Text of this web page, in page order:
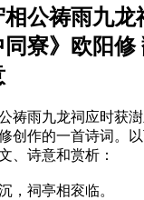
相公祷雨九
寮》欧阳修
公祷雨九龙祠应时获
创作的一首诗词。
、诗意和赏析：
，祠亭相衮临。